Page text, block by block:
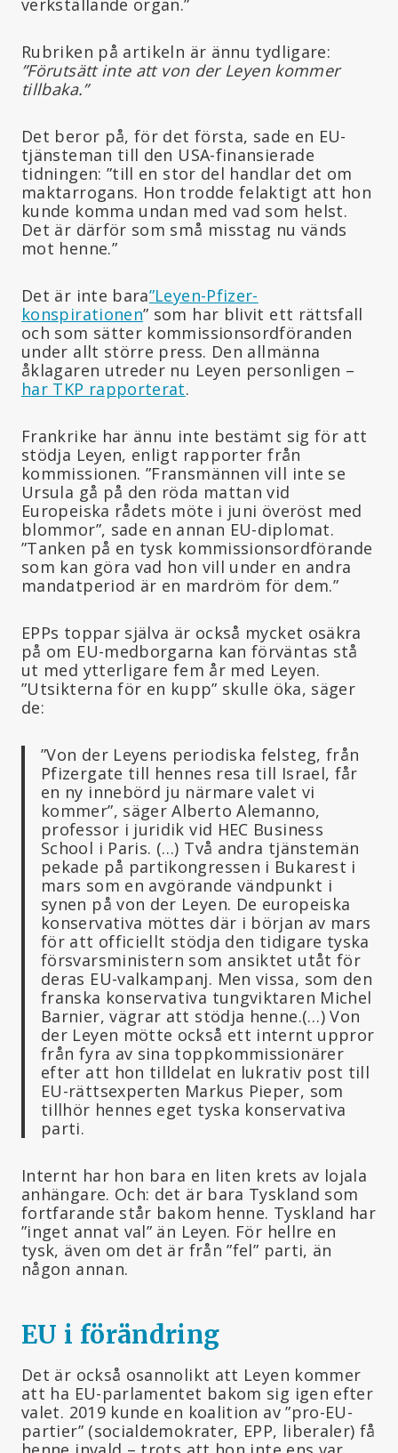
Rubriken på artikeln är ännu tydligare:
”Förutsätt inte att von der Leyen kommer
tillbaka.”
Det beror på, för det första, sade en EU-
tjänsteman till den USA-finansierade
tidningen: ”till en stor del handlar det om
maktarrogans. Hon trodde felaktigt att hon
kunde komma undan med vad som helst.
Det är därför som små misstag nu vänds
mot henne.”
Det är inte bara”Leyen-Pfizer-
konspirationen” som har blivit ett rättsfall
och som sätter kommissionsordföranden
under allt större press. Den allmänna
åklagaren utreder nu Leyen personligen –
har TKP rapporterat.
Frankrike har ännu inte bestämt sig för att
stödja Leyen, enligt rapporter från
kommissionen. ”Fransmännen vill inte se
Ursula gå på den röda mattan vid
Europeiska rådets möte i juni överöst med
blommor”, sade en annan EU-diplomat.
”Tanken på en tysk kommissionsordförande
som kan göra vad hon vill under en andra
mandatperiod är en mardröm för dem.”
EPPs toppar själva är också mycket osäkra
på om EU-medborgarna kan förväntas stå
ut med ytterligare fem år med Leyen.
”Utsikterna för en kupp” skulle öka, säger
de:
”Von der Leyens periodiska felsteg, från
Pfizergate till hennes resa till Israel, får
en ny innebörd ju närmare valet vi
kommer”, säger Alberto Alemanno,
professor i juridik vid HEC Business
School i Paris. (…) Två andra tjänstemän
pekade på partikongressen i Bukarest i
mars som en avgörande vändpunkt i
synen på von der Leyen. De europeiska
konservativa möttes där i början av mars
för att officiellt stödja den tidigare tyska
försvarsministern som ansiktet utåt för
deras EU-valkampanj. Men vissa, som den
franska konservativa tungviktaren Michel
Barnier, vägrar att stödja henne.(…) Von
der Leyen mötte också ett internt uppror
från fyra av sina toppkommissionärer
efter att hon tilldelat en lukrativ post till
EU-rättsexperten Markus Pieper, som
tillhör hennes eget tyska konservativa
parti.
Internt har hon bara en liten krets av lojala
anhängare. Och: det är bara Tyskland som
fortfarande står bakom henne. Tyskland har
”inget annat val” än Leyen. För hellre en
tysk, även om det är från ”fel” parti, än
någon annan.
EU i förändring
Det är också osannolikt att Leyen kommer
att ha EU-parlamentet bakom sig igen efter
valet. 2019 kunde en koalition av ”pro-EU-
partier” (socialdemokrater, EPP, liberaler) få